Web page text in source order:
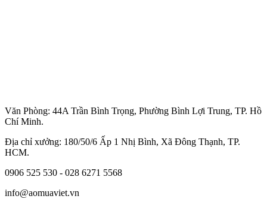
Văn Phòng: 44A Trần Bình Trọng, Phường Bình Lợi Trung, TP. Hồ
Chí Minh.
Địa chỉ xưởng: 180/50/6 Ấp 1 Nhị Bình, Xã Đông Thạnh, TP.
HCM.
0906 525 530 - 028 6271 5568
info@aomuaviet.vn